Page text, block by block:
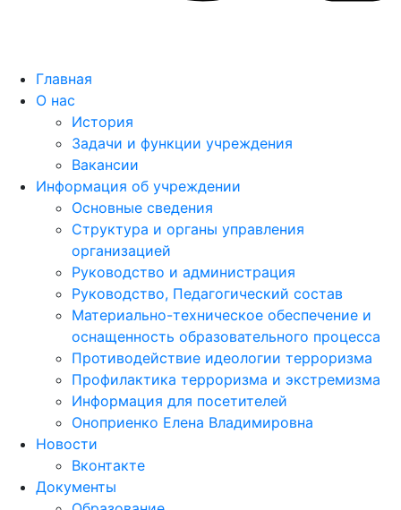
Главная
О нас
История
Задачи и функции учреждения
Вакансии
Информация об учреждении
Основные сведения
Структура и органы управления
организацией
Руководство и администрация
Руководство, Педагогический состав
Материально-техническое обеспечение и
оснащенность образовательного процесса
Противодействие идеологии терроризма
Профилактика терроризма и экстремизма
Информация для посетителей
Оноприенко Елена Владимировна
Новости
Вконтакте
Документы